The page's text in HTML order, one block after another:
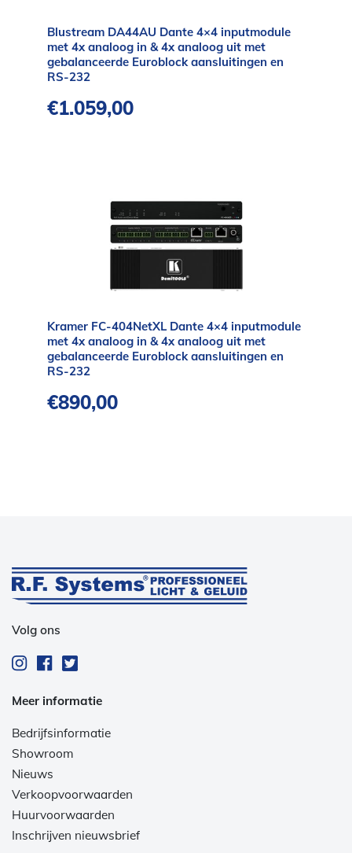
Blustream DA44AU Dante 4×4 inputmodule
met 4x analoog in & 4x analoog uit met
gebalanceerde Euroblock aansluitingen en
RS-232
€1.059,00
Kramer FC-404NetXL Dante 4×4 inputmodule
met 4x analoog in & 4x analoog uit met
gebalanceerde Euroblock aansluitingen en
RS-232
€890,00
Volg ons
Meer informatie
Bedrijfsinformatie
Showroom
Nieuws
Verkoopvoorwaarden
Huurvoorwaarden
Inschrijven nieuwsbrief